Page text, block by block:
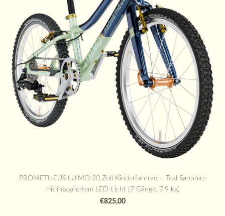
PROMETHEUS LU:MO 20 Zoll Kinderfahrrad – Teal Sapphire
mit integriertem LED-Licht (7 Gänge, 7,9 kg)
€825,00